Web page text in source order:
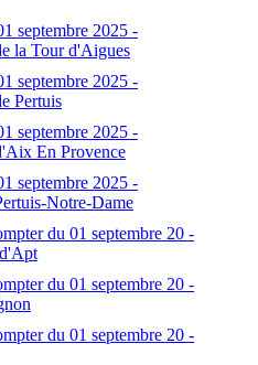
septembre 2025 -
la Tour d'Aigues
septembre 2025 -
Pertuis
septembre 2025 -
En Provence
septembre 2025 -
Notre-Dame
du 01 septembre 20 -
du 01 septembre 20 -
du 01 septembre 20 -